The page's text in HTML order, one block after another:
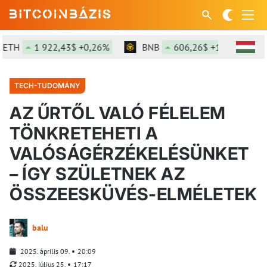
1 922,43$ +0,26% BNB 606,26$ +1,8% SOL
TECH-TUDOMÁNY
AZ ŰRTŐL VALÓ FÉLELEM
TÖNKRETEHETI A
VALÓSÁGÉRZÉKELÉSÜNKET
– ÍGY SZÜLETNEK AZ
ÖSSZEESKÜVÉS-ELMÉLETEK
balu
2025. április 09.
20:09
2025. július 25.
17:17